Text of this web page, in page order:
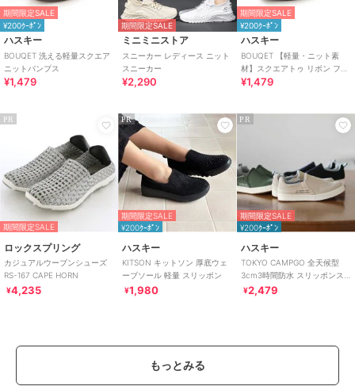
期間限定SALE
¥200ｸｰﾎﾟﾝ
ハスキー
BOUQET 洗える軽量スクエア
ニットパンプス
¥1,479
期間限定SALE
ミニミニストア
スニーカー レディース ニット
スニーカー
¥2,290
期間限定SALE
¥200ｸｰﾎﾟﾝ
ハスキー
BOUQET 【軽量・ニット素
材】スクエアトゥ リボン フラ
ットパンプス/バレエシューズ
¥1,479
PR
期間限定SALE
ロックスプリング
カジュアルウーブンシューズ
RS-167 CAPE HORN
¥4,235
PR
期間限定SALE
¥200ｸｰﾎﾟﾝ
ハスキー
KITSON キットソン 厚底ウェ
ーブソール 軽量 スリッポン
¥1,980
PR
期間限定SALE
¥200ｸｰﾎﾟﾝ
ハスキー
TOKYO CAMPGO 全天候型
3cm3時間防水 スリッポンス
ニーカー
¥2,479
もっとみる